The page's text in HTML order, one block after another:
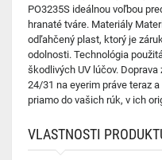
PO3235S ideálnou voľbou
hranaté tváre. Materiály
odľahčený plast, ktorý je
odolnosti. Technológia
škodlivých UV lúčov.
24/31 na eyerim práve teraz
priamo do vašich rúk, v ich
VLASTNOSTI